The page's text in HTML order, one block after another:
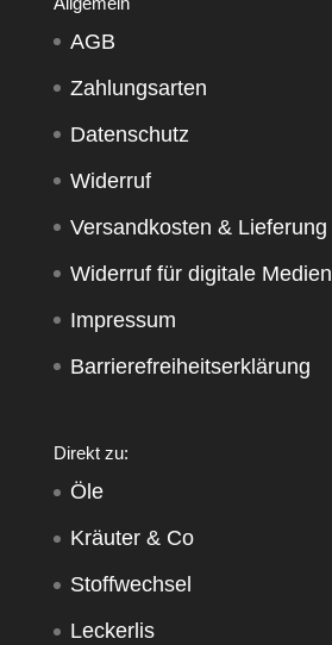
AGB
Zahlungsarten
Datenschutz
Widerruf
Versandkosten & Lieferung
Widerruf für digitale Medien
Impressum
Barrierefreiheitserklärung
Direkt zu:
Öle
Kräuter & Co
Stoffwechsel
Leckerlis